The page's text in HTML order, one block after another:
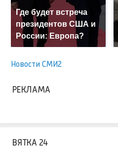
Где будет встреча
президентов США и
России: Европа?
Новости СМИ2
РЕКЛАМА
ВЯТКА 24